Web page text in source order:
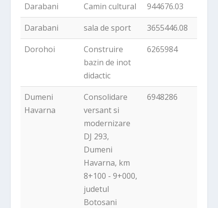
Darabani Camin cultural
944676.03
Darabani
sala de sport
3655446.08
Dorohoi
Construire
bazin de inot
didactic
6265984
Dumeni
Havarna
Consolidare
versant si
modernizare
DJ 293,
Dumeni
Havarna, km
8+100 - 9+000,
judetul
Botosani
6948286